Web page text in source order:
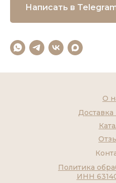
Написать в
О
Доставка
Политика
ИНН